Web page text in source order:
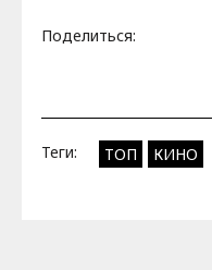
Поделиться:
Теги: ТОП КИНО